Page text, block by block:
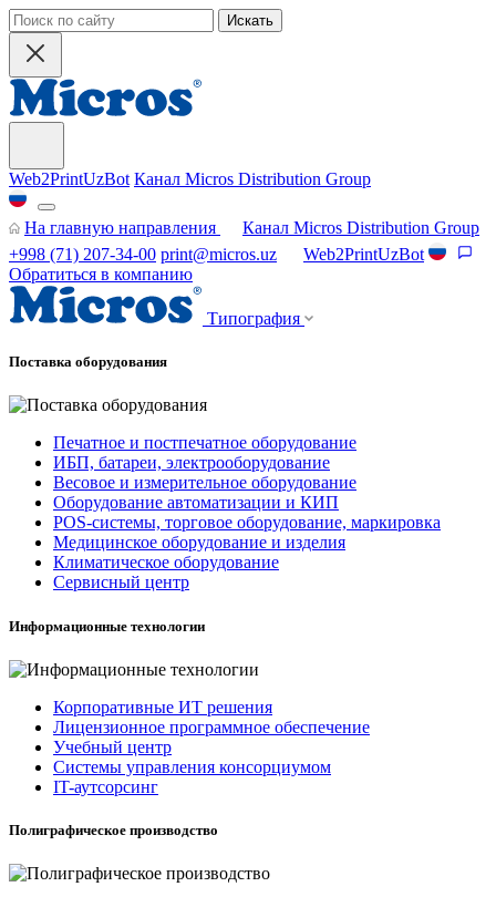
Искать
Web2PrintUzBot Канал Micros Distribution Group
На главную направления
Канал Micros Distribution Group
+998 (71) 207-34-00 print@micros.uz
Web2PrintUzBot
Обратиться в компанию
Типография
Поставка оборудования
Печатное и постпечатное оборудование
ИБП, батареи, электрооборудование
Весовое и измерительное оборудование
Оборудование автоматизации и КИП
POS-системы, торговое оборудование, маркировка
Медицинское оборудование и изделия
Климатическое оборудование
Сервисный центр
Информационные технологии
Корпоративные ИТ решения
Лицензионное программное обеспечение
Учебный центр
Системы управления консорциумом
IT-аутсорсинг
Полиграфическое производство